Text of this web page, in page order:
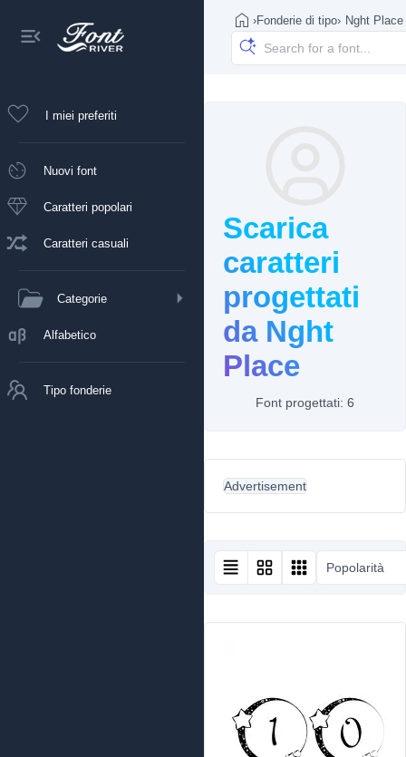
I miei preferiti
Nuovi font
Caratteri popolari
Caratteri casuali
Categorie
Alfabetico
Tipo fonderie
›Fonderie di tipo› Nght Place
Scarica
caratteri
progettati
da Nght
Place
Font progettati: 6
Advertisement
Popolarità